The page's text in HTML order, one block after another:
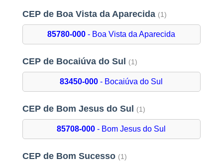
CEP de Boa Vista da Aparecida (1)
85780-000 - Boa Vista da Aparecida
CEP de Bocaiúva do Sul (1)
83450-000 - Bocaiúva do Sul
CEP de Bom Jesus do Sul (1)
85708-000 - Bom Jesus do Sul
CEP de Bom Sucesso (1)